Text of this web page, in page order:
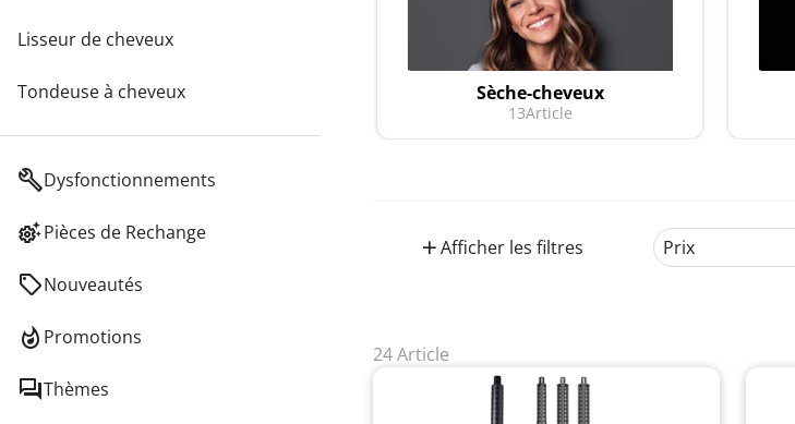
Lisseur de cheveux
Tondeuse à cheveux
Dysfonctionnements
Pièces de Rechange
Nouveautés
Promotions
Thèmes
Sèche-cheveux
13Article
Prix
Afficher les filtres
24 Article